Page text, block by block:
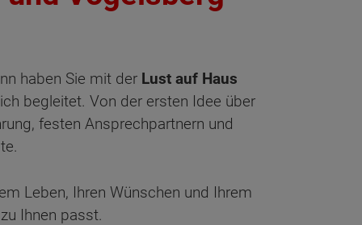
haben Sie mit der Lust auf Haus
begleitet. Von der ersten Idee über
festen Ansprechpartnern und
Leben, Ihren Wünschen und Ihrem
Ihnen passt.